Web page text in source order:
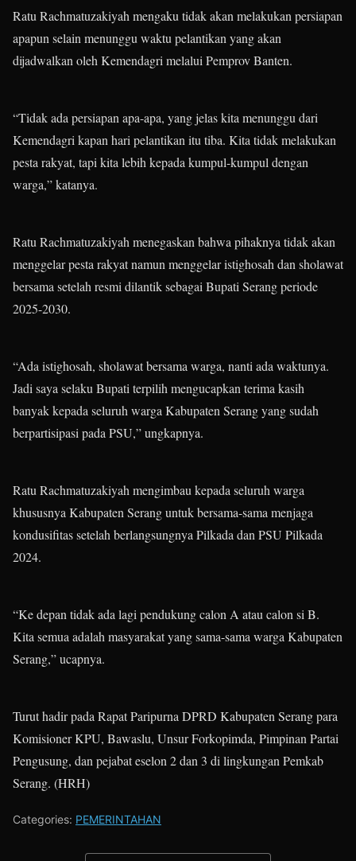
Ratu Rachmatuzakiyah mengaku tidak akan melakukan persiapan
apapun selain menunggu waktu pelantikan yang akan
dijadwalkan oleh Kemendagri melalui Pemprov Banten.
“Tidak ada persiapan apa-apa, yang jelas kita menunggu dari
Kemendagri kapan hari pelantikan itu tiba. Kita tidak melakukan
pesta rakyat, tapi kita lebih kepada kumpul-kumpul dengan
warga,” katanya.
Ratu Rachmatuzakiyah menegaskan bahwa pihaknya tidak akan
menggelar pesta rakyat namun menggelar istighosah dan sholawat
bersama setelah resmi dilantik sebagai Bupati Serang periode
2025-2030.
“Ada istighosah, sholawat bersama warga, nanti ada waktunya.
Jadi saya selaku Bupati terpilih mengucapkan terima kasih
banyak kepada seluruh warga Kabupaten Serang yang sudah
berpartisipasi pada PSU,” ungkapnya.
Ratu Rachmatuzakiyah mengimbau kepada seluruh warga
khususnya Kabupaten Serang untuk bersama-sama menjaga
kondusifitas setelah berlangsungnya Pilkada dan PSU Pilkada
2024.
“Ke depan tidak ada lagi pendukung calon A atau calon si B.
Kita semua adalah masyarakat yang sama-sama warga Kabupaten
Serang,” ucapnya.
Turut hadir pada Rapat Paripurna DPRD Kabupaten Serang para
Komisioner KPU, Bawaslu, Unsur Forkopimda, Pimpinan Partai
Pengusung, dan pejabat eselon 2 dan 3 di lingkungan Pemkab
Serang. (HRH)
Categories: PEMERINTAHAN